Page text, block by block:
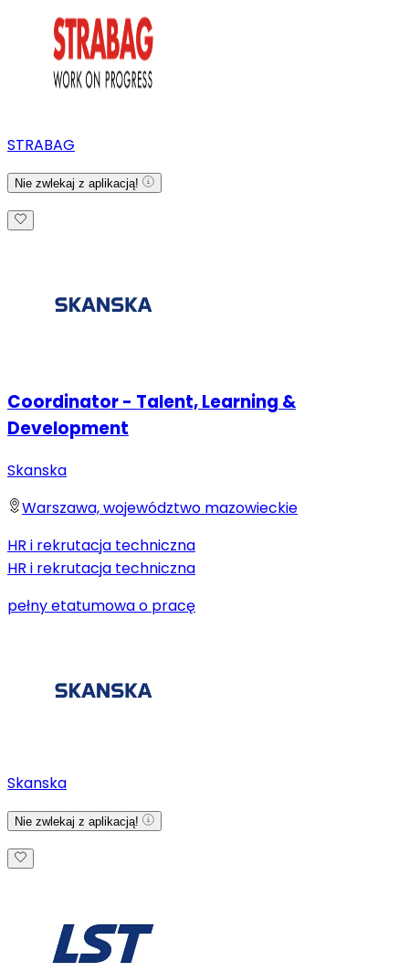
STRABAG
Nie zwlekaj z aplikacją!
Coordinator - Talent, Learning &
Development
Skanska
Warszawa, województwo mazowieckie
HR i rekrutacja techniczna
HR i rekrutacja techniczna
pełny etatumowa o pracę
Skanska
Nie zwlekaj z aplikacją!